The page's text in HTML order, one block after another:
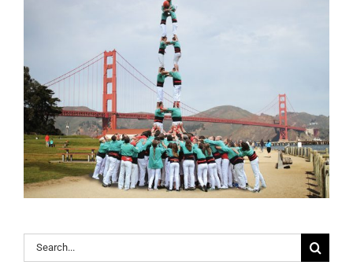
Search
for: